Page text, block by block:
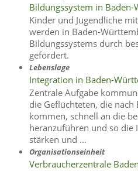
Bildungssystem in
Kinder und Jugendliche
werden in Baden-
Bildungssystems durch
gefördert.
Lebenslage
Integration in Baden-
Zentrale Aufgabe
die Geflüchteten, die
kommen, schnell an die
heranzuführen und so die
stärken und …
Organisationseinheit
Verbraucherzentrale